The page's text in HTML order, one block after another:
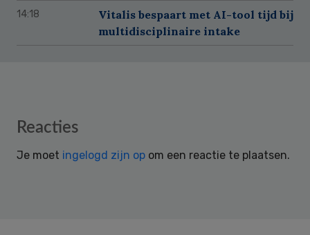
14:18
Vitalis bespaart met AI-tool tijd bij
multidisciplinaire intake
Reader
Reacties
Je moet ingelogd zijn op om een reactie te plaatsen.